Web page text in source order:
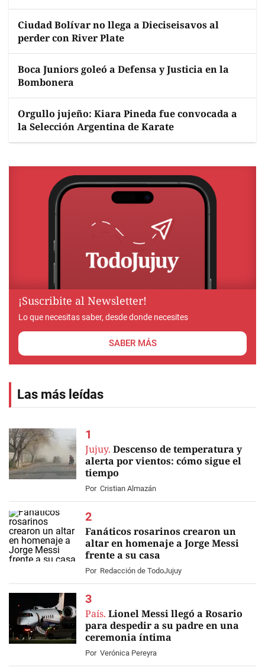
Ciudad Bolívar no llega a Dieciseisavos al
perder con River Plate
Boca Juniors goleó a Defensa y Justicia en la
Bombonera
Orgullo jujeño: Kiara Pineda fue convocada a
la Selección Argentina de Karate
¡Suscribite al Newsletter!
Lo que necesitas saber, desde donde necesites
SABER MÁS
Las más leídas
Jujuy. Descenso de temperatura y
alerta por vientos: cómo sigue el
tiempo
Por Cristian Almazán
Fanáticos rosarinos crearon un
altar en homenaje a Jorge Messi
frente a su casa
Por Redacción de TodoJujuy
País. Lionel Messi llegó a Rosario
para despedir a su padre en una
ceremonia íntima
Por Verónica Pereyra